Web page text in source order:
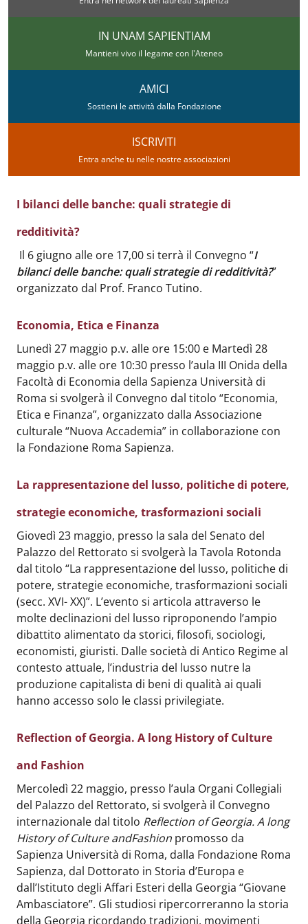
IN UNAM SAPIENTIAM
Mantieni vivo il legame con l'Ateneo
AMICI
Sostieni le attività dalla Fondazione
ISCRIVITI
Entra anche tu nelle nostre associazioni
I bilanci delle banche: quali strategie di
redditività?
Body:
Il 6 giugno alle ore 17,00 si terrà il Convegno “I
bilanci delle banche: quali strategie di redditività?”
organizzato dal Prof. Franco Tutino.
Economia, Etica e Finanza
Body:
Lunedì 27 maggio p.v. alle ore 15:00 e Martedì 28
maggio p.v. alle ore 10:30 presso l’aula III Onida della
Facoltà di Economia della Sapienza Università di
Roma si svolgerà il Convegno dal titolo “Economia,
Etica e Finanza”, organizzato dalla Associazione
culturale “Nuova Accademia” in collaborazione con
la Fondazione Roma Sapienza.
La rappresentazione del lusso, politiche di potere,
strategie economiche, trasformazioni sociali
Body:
Giovedì 23 maggio, presso la sala del Senato del
Palazzo del Rettorato si svolgerà la Tavola Rotonda
dal titolo “La rappresentazione del lusso, politiche di
potere, strategie economiche, trasformazioni sociali
(secc. XVI- XX)”. L’evento si articola attraverso le
molte declinazioni del lusso riproponendo l’ampio
dibattito alimentato da storici, filosofi, sociologi,
economisti, giuristi. Dalle società di Antico Regime al
contesto attuale, l’industria del lusso nutre la
produzione capitalista di beni di qualità ai quali
hanno accesso solo le classi privilegiate.
Reflection of Georgia. A long History of Culture
and Fashion
Body:
Mercoledì 22 maggio, presso l’aula Organi Collegiali
del Palazzo del Rettorato, si svolgerà il Convegno
internazionale dal titolo Reflection of Georgia. A long
History of Culture andFashion promosso da
Sapienza Università di Roma, dalla Fondazione Roma
Sapienza, dal Dottorato in Storia d’Europa e
dall’Istituto degli Affari Esteri della Georgia “Giovane
Ambasciatore”. Gli studiosi ripercorreranno la storia
della Georgia ricordando tradizioni, movimenti